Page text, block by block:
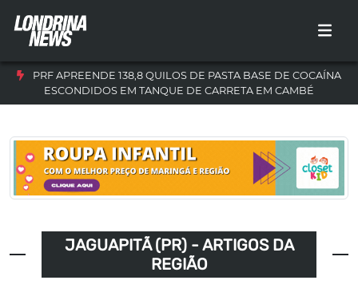
PRF APREENDE 138,8 QUILOS DE PASTA BASE DE COCAÍNA
ESCONDIDOS EM TANQUE DE CARRETA EM CAMBÉ
JAGUAPITÃ (PR) - ARTIGOS DA
REGIÃO